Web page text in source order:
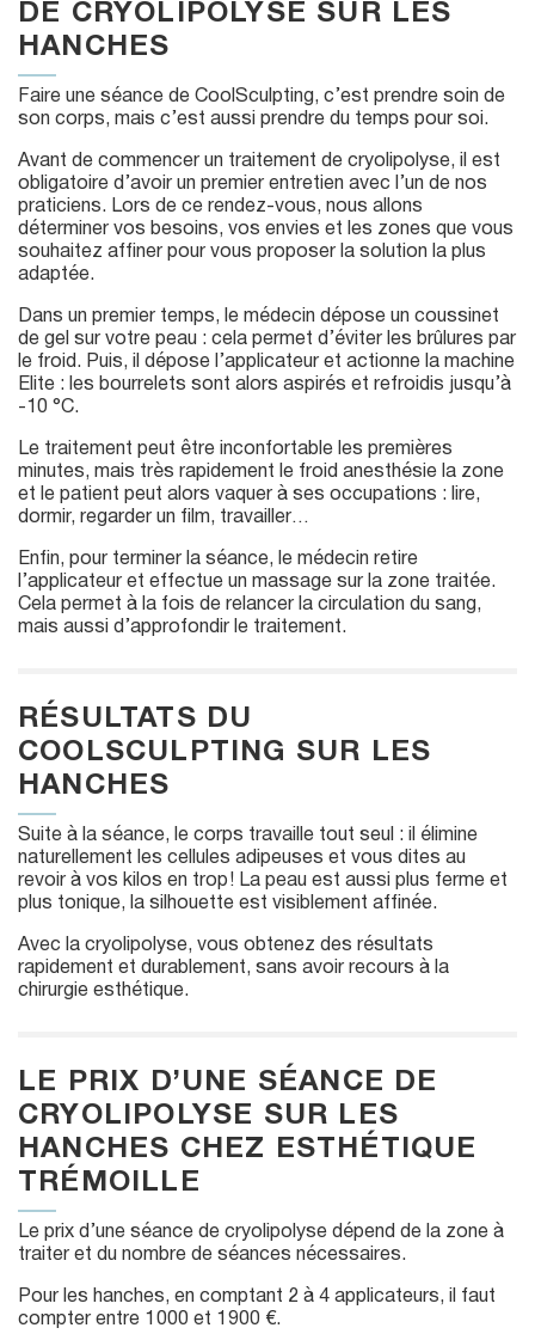
DE CRYOLIPOLYSE SUR LES
HANCHES
Faire une séance de CoolSculpting, c’est prendre soin de
son corps, mais c’est aussi prendre du temps pour soi.
Avant de commencer un traitement de cryolipolyse, il est
obligatoire d’avoir un premier entretien avec l’un de nos
praticiens. Lors de ce rendez-vous, nous allons
déterminer vos besoins, vos envies et les zones que vous
souhaitez affiner pour vous proposer la solution la plus
adaptée.
Dans un premier temps, le médecin dépose un coussinet
de gel sur votre peau : cela permet d’éviter les brûlures par
le froid. Puis, il dépose l’applicateur et actionne la machine
Elite : les bourrelets sont alors aspirés et refroidis jusqu’à
-10 °C.
Le traitement peut être inconfortable les premières
minutes, mais très rapidement le froid anesthésie la zone
et le patient peut alors vaquer à ses occupations : lire,
dormir, regarder un film, travailler…
Enfin, pour terminer la séance, le médecin retire
l’applicateur et effectue un massage sur la zone traitée.
Cela permet à la fois de relancer la circulation du sang,
mais aussi d’approfondir le traitement.
RÉSULTATS DU
COOLSCULPTING SUR LES
HANCHES
Suite à la séance, le corps travaille tout seul : il élimine
naturellement les cellules adipeuses et vous dites au
revoir à vos kilos en trop ! La peau est aussi plus ferme et
plus tonique, la silhouette est visiblement affinée.
Avec la cryolipolyse, vous obtenez des résultats
rapidement et durablement, sans avoir recours à la
chirurgie esthétique.
LE PRIX D’UNE SÉANCE DE
CRYOLIPOLYSE SUR LES
HANCHES CHEZ ESTHÉTIQUE
TRÉMOILLE
Le prix d’une séance de cryolipolyse dépend de la zone à
traiter et du nombre de séances nécessaires.
Pour les hanches, en comptant 2 à 4 applicateurs, il faut
compter entre 1 000 et 1 900 €.